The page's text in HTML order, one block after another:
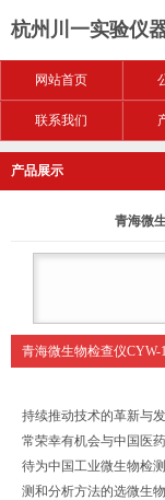
杭州川一实验仪
网站首页
联系我们
产品展示
青海微
青海微生物检查仪CYW-
持续推动技术的革新与
常荣幸有机会与中国医
待为中国工业微生物检
测和分析方法的选微生